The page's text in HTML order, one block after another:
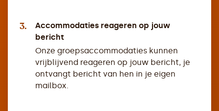
3.
Accommodaties reageren op jouw
bericht
Onze groepsaccommodaties kunnen
vrijblijvend reageren op jouw bericht, je
ontvangt bericht van hen in je eigen
mailbox.